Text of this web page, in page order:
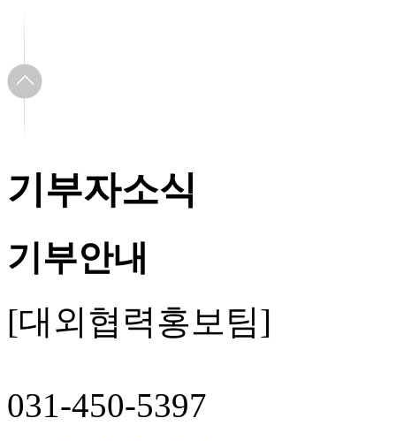
기부자소식
기부안내
[대외협력홍보팀]
031-450-5397